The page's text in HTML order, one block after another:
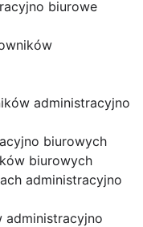
biurowe
administracyjno
biurowych
biurowych
administracyjno
administracyjno